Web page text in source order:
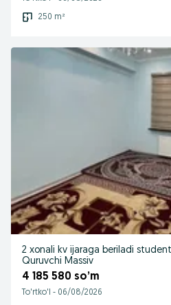
250 m²
2 xonali kv ijaraga beriladi
Quruvchi Massiv
4 185 580 so’m
To'rtko'l - 06/08/2026